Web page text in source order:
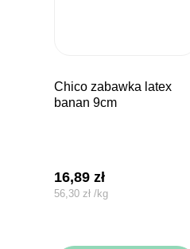
chico zabawka latex
banan 9cm
16,89zł
56,30zł /kg